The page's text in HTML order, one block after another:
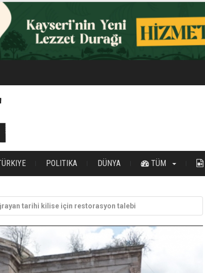
vatandaşa ulaşıldı
POLITIKA DÜNYA TÜM
tarihi kilise için restorasyon talebi